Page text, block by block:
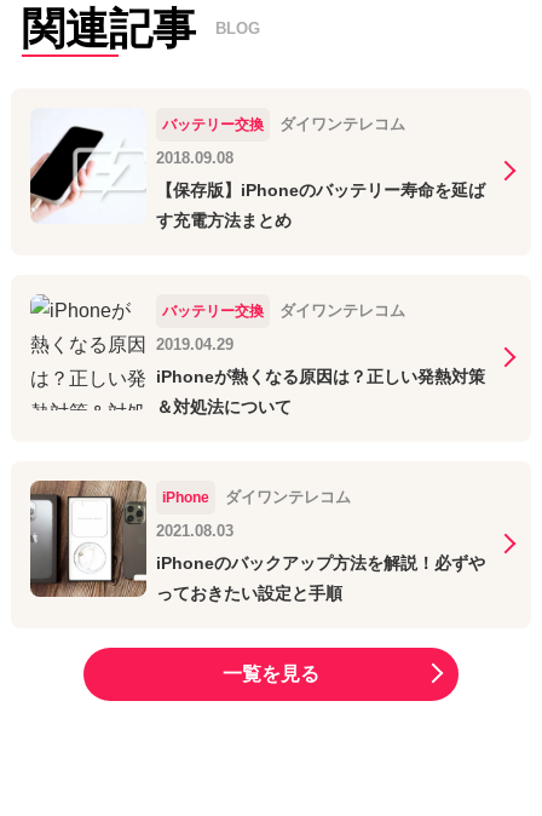
関連記事 BLOG
バッテリー交換
ダイワンテレコム
2018.09.08
【保存版】iPhoneのバッテリー寿命を延ば
す充電方法まとめ
バッテリー交換
ダイワンテレコム
2019.04.29
iPhoneが熱くなる原因は？正しい発熱対策
＆対処法について
iPhone
ダイワンテレコム
2021.08.03
iPhoneのバックアップ方法を解説！必ずや
っておきたい設定と手順
一覧を見る